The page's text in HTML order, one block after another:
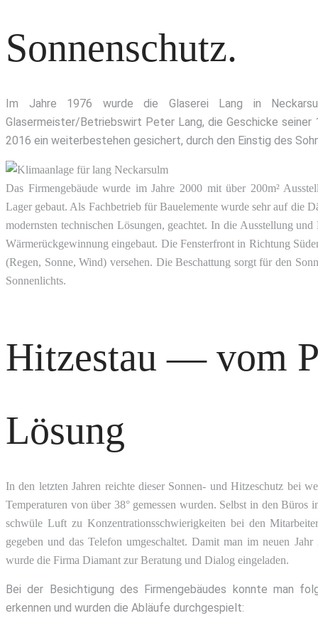
Sonnenschutz.
Im Jahre 1976 wurde die Glaserei Lang in
Glasermeister/Betriebswirt Peter Lang, die Geschicke
2016 ein weiterbestehen gesichert, durch den Einstig des
Das Firmengebäude wurde im Jahre 2000 mit über 200m²
Lager gebaut. Als Fachbetrieb für Bauelemente wurde sehr auf die
modernsten technischen Lösungen, geachtet. In die Ausstellung
Wärmerückgewinnung eingebaut. Die Fensterfront in Richtung
(Regen, Sonne, Wind) versehen. Die Beschattung sorgt für den
Sonnenlichts.
Hitzestau — vom
Lösung
In den letzten Jahren reichte dieser Sonnen- und Hitzeschutz bei
Temperaturen von über 38° gemessen wurden. Selbst in den Büros
schwüle Luft zu Konzentrationsschwierigkeiten bei den
gegeben und das Telefon umgeschaltet. Damit man im neuen
wurde die Firma Diamant zur Beratung und Dialog eingeladen.
Bei der Besichtigung des Firmengebäudes konnte man
erkennen und wurden die Abläufe durchgespielt: